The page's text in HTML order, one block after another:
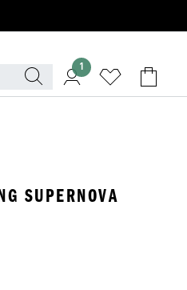
1
SUPERNOVA